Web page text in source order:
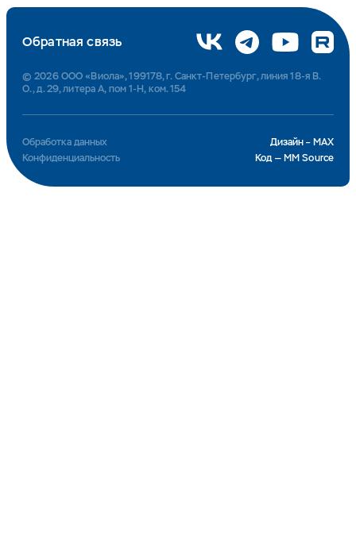
Дизайн – MAX
Обработка данных
Код — MM Source
Конфиденциальность
Обратная связь
© 2026 ООО «Виола», 199178, г. Санкт-Петербург, линия 18-я В.
О., д. 29, литера А, пом 1-Н, ком. 154